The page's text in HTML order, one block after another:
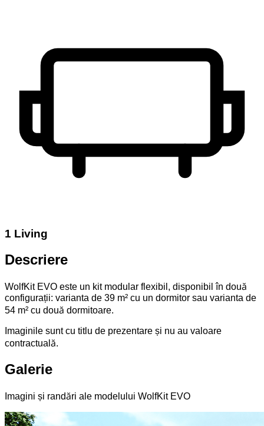
1 Living
Descriere
WolfKit EVO este un kit modular flexibil, disponibil în două
configurații: varianta de 39 m² cu un dormitor sau varianta de
54 m² cu două dormitoare.
Imaginile sunt cu titlu de prezentare și nu au valoare
contractuală.
Galerie
Imagini și randări ale modelului WolfKit EVO